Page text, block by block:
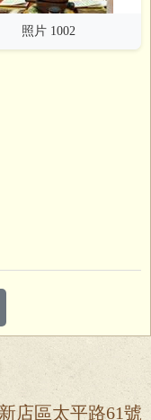
照片 1002
店區太平路61號